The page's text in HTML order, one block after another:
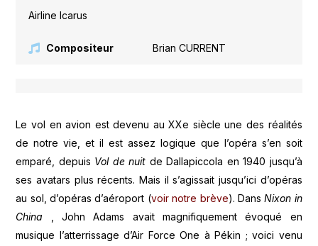
Airline Icarus
Compositeur Brian CURRENT
Le vol en avion est devenu au XXe siècle une des réalités
de notre vie, et il est assez logique que l’opéra s’en soit
emparé, depuis Vol de nuit de Dallapiccola en 1940 jusqu’à
ses avatars plus récents. Mais il s’agissait jusqu’ici d’opéras
au sol, d’opéras d’aéroport (voir notre brève). DansNixon in
China
, John Adams avait magnifiquement évoqué en
musique l’atterrissage d’Air Force One à Pékin ; voici venu